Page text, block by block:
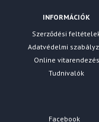
INFORMÁCIÓK
Szerződési
Adatvédelmi
Online vitarendezés
Tudnivalók
Facebook